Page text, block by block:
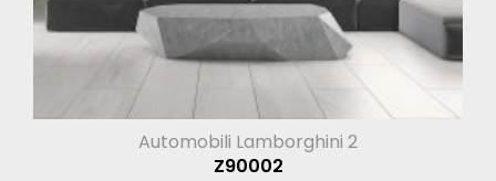
Automobili Lamborghini 2
Z90002